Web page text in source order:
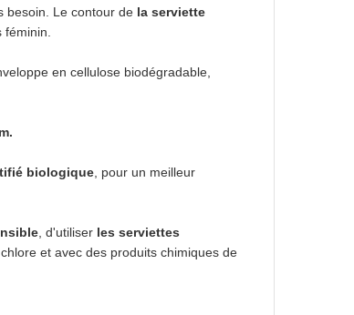
besoin. Le contour de la serviette
en cellulose biodégradable,
biologique , pour un meilleur
, d'utiliser les serviettes
et avec des produits chimiques de